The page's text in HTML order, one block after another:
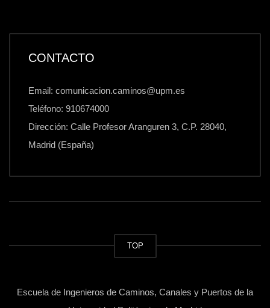
CONTACTO
Email: comunicacion.caminos@upm.es
Teléfono: 910674000
Dirección: Calle Profesor Aranguren 3, C.P. 28040,
Madrid (España)
TOP
Escuela de Ingenieros de Caminos, Canales y Puertos de la